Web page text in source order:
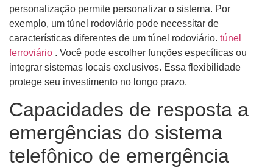
personalização permite personalizar o sistema. Por
exemplo, um túnel rodoviário pode necessitar de
características diferentes de um túnel rodoviário. túnel
ferroviário . Você pode escolher funções específicas ou
integrar sistemas locais exclusivos. Essa flexibilidade
protege seu investimento no longo prazo.
Capacidades de resposta a
emergências do sistema
telefônico de emergência